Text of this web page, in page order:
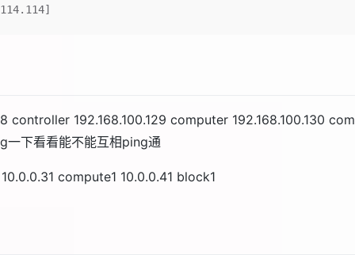
controller 192.168.100.129 computer 192.168.100.130
一下看看能不能互相ping通
compute1 10.0.0.41 block1